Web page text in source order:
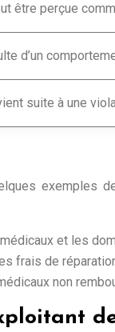
être perçue
d’un
suite à une
et les
frais de
non